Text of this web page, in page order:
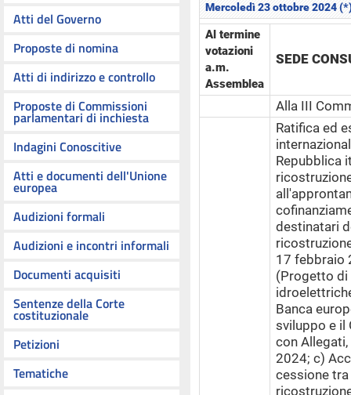
Atti del Governo
Proposte di nomina
Atti di indirizzo e controllo
Proposte di Commissioni
parlamentari di inchiesta
Indagini Conoscitive
Atti e documenti dell'Unione
europea
Audizioni formali
Audizioni e incontri informali
Documenti acquisiti
Sentenze della Corte
costituzionale
Petizioni
Tematiche
Mercoledì 23 ottobre 2024
Al termine
votazioni
a.m.
Assemblea
SEDE
Alla III
Ratifica ed
Repubblica
destinatari
17 febbraio
(Progetto di
Banca
sviluppo e il
con
2024; c)
cessione tra